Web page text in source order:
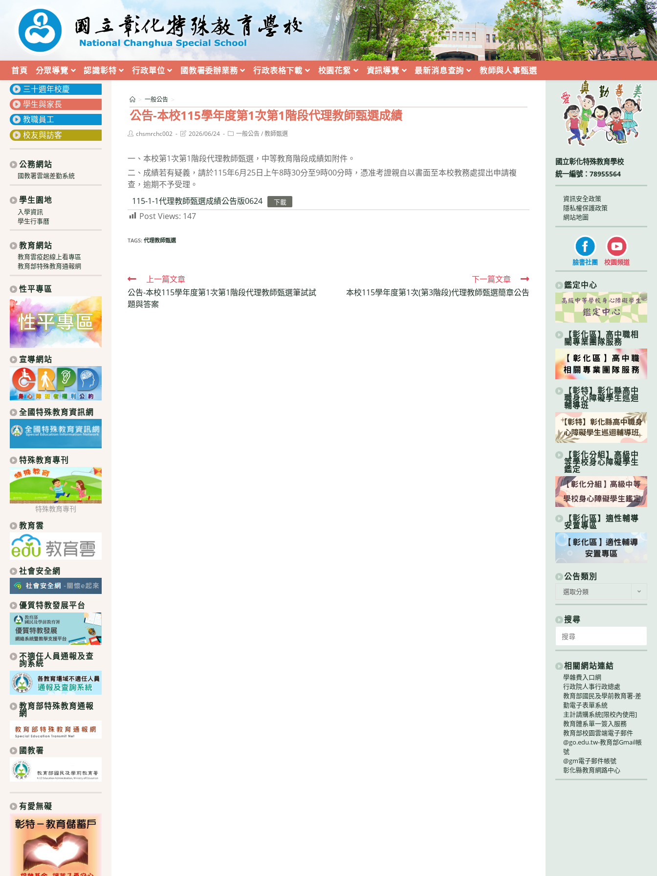
內
首頁 分眾導覽 認識彰特 行政單位 國教署委辦業務 行政表格下載 校園花絮 資訊導覽 最新消息查詢 教師與人事甄選
公告-本校115學年度第1次第1階段代理教師甄選成績
> 一般公告 >
Postchsmrchc002
Post2026/06/24
Post一般公告 / 教師甄選
一、本校第1次第1階段代理教師甄選，中等教育階段成績如附件。
二、成績若有疑義，請於115年6月25日上午8時30分至9時00分時，憑准考證親自以書面至本校教務處提出申請複
查，逾期不予受理。
115-1-1代理教師甄選成績公告版0624
下載
Post Views: 147
TAGS:代理教師甄選
Read
more
articles
上一篇文章
公告-本校115學年度第1次第1階段代理教師甄選筆試試
題與答案
下一篇文章
本校115學年度第1次(第3階段)代理教師甄選簡章公告
:::
三十週年校慶
學生與家長
教職員工
校友與訪客
公務網站
國教署雲端差勤系統
學生園地
入學資訊
學生行事曆
教育網站
教育雲疫起線上看專區
教育部特殊教育通報網
性平專區
宣導網站
全國特殊教育資訊網
特殊教育專刊
特殊教育專刊
教育雲
社會安全網
優質特教發展平台
不適任人員通報及查
詢系統
教育部特殊教育通報
網
國教署
有愛無礙
國立彰化特殊教育學校
統一編號：78955564
資訊安全政策
隱私權保護政策
網站地圖
臉書社團 校園頻道
鑑定中心
【彰化區】高中職相
關專業團隊服務
【彰特】彰化縣高中
職身心障礙學生巡迴
輔導班
【彰化分組】高級中
等學校身心障礙學生
鑑定
【彰化區】適性輔導
安置專區
公告類別
類
別
選取分類
搜尋
for:
相關網站連結
學雜費入口網
行政院人事行政總處
教育部國民及學前教育署-差
勤電子表單系統
主計請購系統[限校內使用]
教育體系單一簽入服務
教育部校園雲端電子郵件
@go.edu.tw-教育部Gmail帳
號
@gm電子郵件帳號
彰化縣教育網路中心